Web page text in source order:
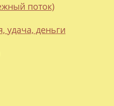
поток)
удача, деньги